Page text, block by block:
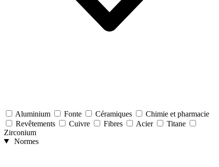
Aluminium Fonte Céramiques
Chimie et pharmacie
Revêtements
Cuivre Fibres Acier
Titane
Zirconium
Normes